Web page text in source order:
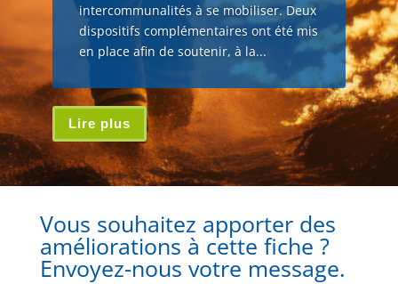
intercommunalités à se mobiliser. Deux
dispositifs complémentaires ont été mis
en place afin de soutenir, à la...
Lire plus
Vous souhaitez apporter des
améliorations à cette fiche ?
Envoyez-nous votre message.